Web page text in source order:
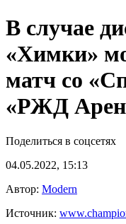
В случае
«Химки»
матч со
«РЖД
Поделиться в соцсетях
04.05.2022, 15:13
Автор: Modern
Источник: